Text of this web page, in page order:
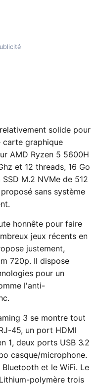
solide pour
carte graphique
AMD Ryzen 5 5600H
et 12 threads, 16 Go
M.2 NVMe de 512
sans système
honnête pour faire
jeux récents en
justement,
720p. Il dispose
pour un
l'anti-
3 se montre tout
45, un port HDMI
1, deux ports USB 3.2
casque/microphone.
et le WiFi. Le
polymère trois